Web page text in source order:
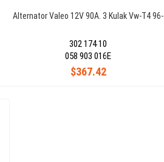
Alternator Valeo 12V 90A. 3 Kulak Vw-T4 96-
302 174 10
$367.42
058 903 016E